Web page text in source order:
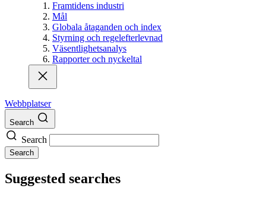
Framtidens industri
Mål
Globala åtaganden och index
Styrning och regelefterlevnad
Väsentlighetsanalys
Rapporter och nyckeltal
Webbplatser
Search
Search
Search
Suggested searches